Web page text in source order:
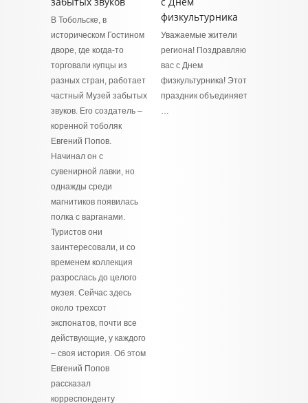
В Тобольске, в
историческом Гостином
дворе, где когда-то
торговали купцы из
разных стран, работает
частный Музей забытых
звуков. Его создатель –
коренной тоболяк
Евгений Попов.
Начинал он с
сувенирной лавки, но
однажды среди
магнитиков появилась
полка с варганами.
Туристов они
заинтересовали, и со
временем коллекция
разрослась до целого
музея. Сейчас здесь
около трехсот
экспонатов, почти все
действующие, у каждого
– своя история. Об этом
Евгений Попов
рассказал
корреспонденту
физкультурника
Уважаемые жители
региона! Поздравляю
вас с Днем
физкультурника! Этот
праздник объединяет
…